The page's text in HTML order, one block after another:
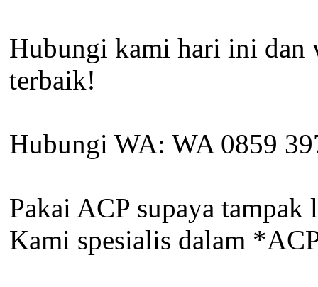
Hubungi kami hari ini dan
terbaik!
Hubungi WA: WA 0859
Pakai ACP supaya tampak
Kami spesialis dalam